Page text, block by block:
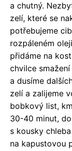
a chutný.
zelí, které se
potřebujeme
rozpáleném
přidáme na
chvilce
a dusíme
zelí a zalijeme
bobkový list,
30-40 minut,
s kousky
na kapustovou